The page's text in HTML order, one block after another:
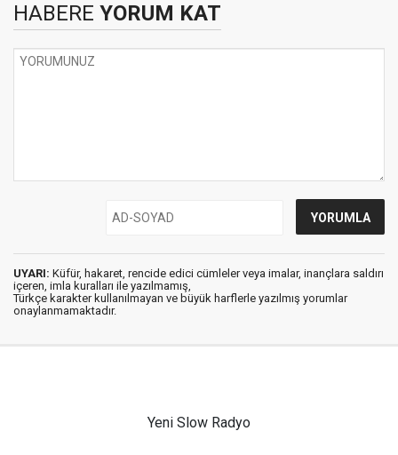
HABERE YORUM KAT
UYARI: Küfür, hakaret, rencide edici cümleler veya imalar, inançlara saldırı
içeren, imla kuralları ile yazılmamış,
Türkçe karakter kullanılmayan ve büyük harflerle yazılmış yorumlar
onaylanmamaktadır.
Yeni Slow Radyo